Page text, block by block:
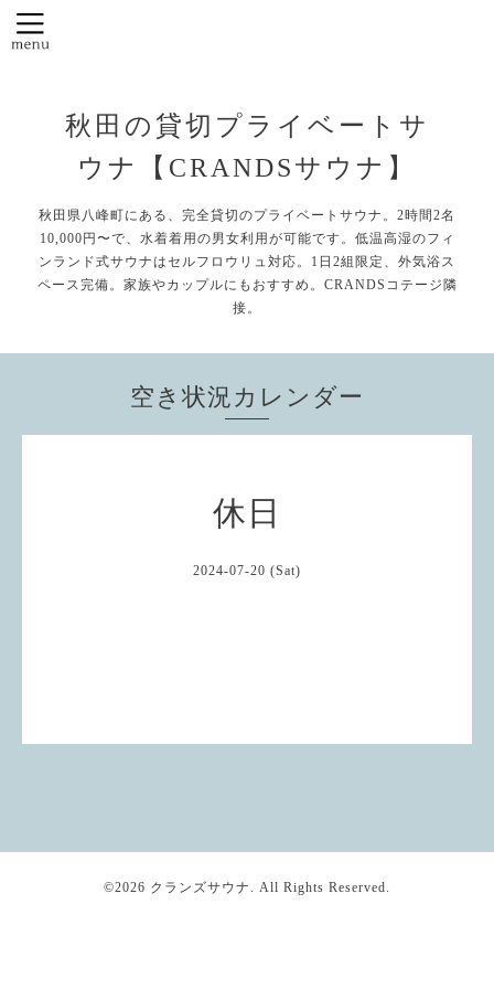
秋田の貸切プライベートサ
ウナ【CRANDSサウナ】
秋田県八峰町にある、完全貸切のプライベートサウナ。2時間2名
10,000円〜で、水着着用の男女利用が可能です。低温高湿のフィ
ンランド式サウナはセルフロウリュ対応。1日2組限定、外気浴ス
ペース完備。家族やカップルにもおすすめ。CRANDSコテージ隣
接。
空き状況カレンダー
休日
2024-07-20 (Sat)
©2026 クランズサウナ . All Rights Reserved.